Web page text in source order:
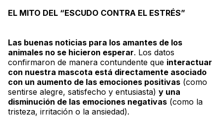
EL MITO DEL “ESCUDO CONTRA EL ESTRÉS”
Las buenas noticias para los amantes de los
animales no se hicieron esperar. Los datos
confirmaron de manera contundente que interactuar
con nuestra mascota está directamente asociado
con un aumento de las emociones positivas (como
sentirse alegre, satisfecho y entusiasta) y una
disminución de las emociones negativas (como la
tristeza, irritación o la ansiedad).